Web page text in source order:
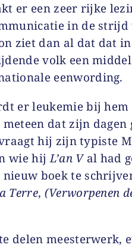
er een zeer rijke
in de
ziet dan al dat dat
volk een
eenwording.
er leukemie bij hem
dat zijn dagen
hij zijn typiste
wie hijL’an Val had
nieuw boek te
Terre, (Verworpenen
delen meesterwerk,